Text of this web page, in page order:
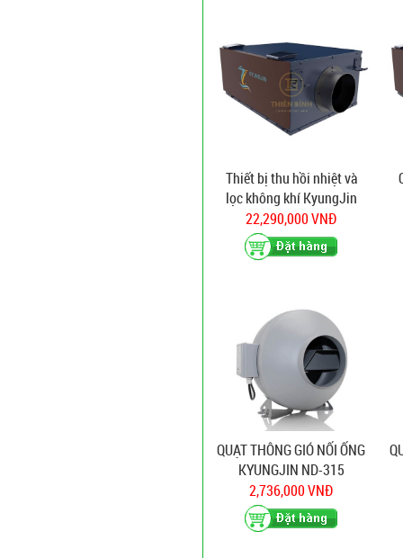
Thiết bị thu hồi nhiệt và
lọc không khí KyungJin
NH-360D
22,290,000 VNĐ
QUẠT THÔNG GIÓ NỐI ỐNG
KYUNGJIN ND-315
2,736,000 VNĐ